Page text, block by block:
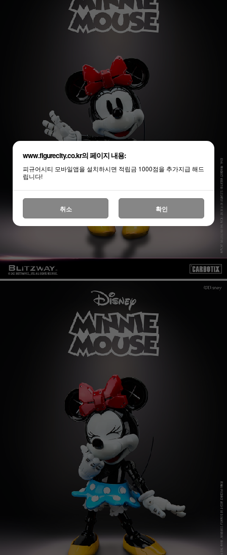
www.figurecity.co.kr의 페이지 내용:
피규어시티 모바일앱을 설치하시면 적립금 1000점을 추가지급 해드
립니다!
취소 확인